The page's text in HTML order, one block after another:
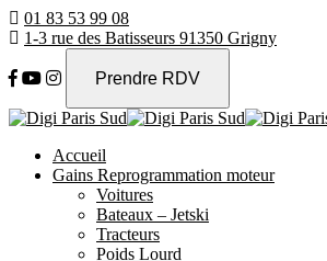
01 83 53 99 08
1-3 rue des Batisseurs 91350 Grigny
Prendre RDV
Accueil
Gains Reprogrammation moteur
Voitures
Bateaux – Jetski
Tracteurs
Poids Lourd